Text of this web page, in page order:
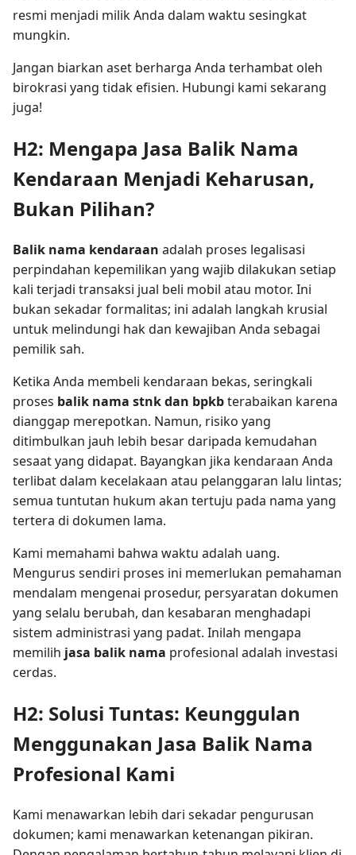
resmi menjadi milik Anda dalam waktu sesingkat
mungkin.
Jangan biarkan aset berharga Anda terhambat oleh
birokrasi yang tidak efisien. Hubungi kami sekarang
juga!
H2: Mengapa Jasa Balik Nama
Kendaraan Menjadi Keharusan,
Bukan Pilihan?
Balik nama kendaraan adalah proses legalisasi
perpindahan kepemilikan yang wajib dilakukan setiap
kali terjadi transaksi jual beli mobil atau motor. Ini
bukan sekadar formalitas; ini adalah langkah krusial
untuk melindungi hak dan kewajiban Anda sebagai
pemilik sah.
Ketika Anda membeli kendaraan bekas, seringkali
proses balik nama stnk dan bpkbterabaikan karena
dianggap merepotkan. Namun, risiko yang
ditimbulkan jauh lebih besar daripada kemudahan
sesaat yang didapat. Bayangkan jika kendaraan Anda
terlibat dalam kecelakaan atau pelanggaran lalu lintas;
semua tuntutan hukum akan tertuju pada nama yang
tertera di dokumen lama.
Kami memahami bahwa waktu adalah uang.
Mengurus sendiri proses ini memerlukan pemahaman
mendalam mengenai prosedur, persyaratan dokumen
yang selalu berubah, dan kesabaran menghadapi
sistem administrasi yang padat. Inilah mengapa
memilih jasa balik nama profesional adalah investasi
cerdas.
H2: Solusi Tuntas: Keunggulan
Menggunakan Jasa Balik Nama
Profesional Kami
Kami menawarkan lebih dari sekadar pengurusan
dokumen; kami menawarkan ketenangan pikiran.